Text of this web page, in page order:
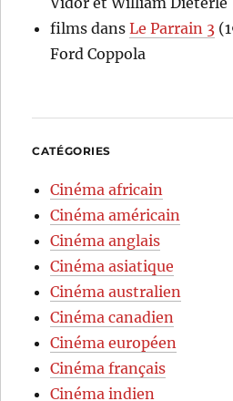
films dansLe Parrain 3
Ford Coppola
CATÉGORIES
Cinéma africain
Cinéma américain
Cinéma anglais
Cinéma asiatique
Cinéma australien
Cinéma canadien
Cinéma européen
Cinéma français
Cinéma indien